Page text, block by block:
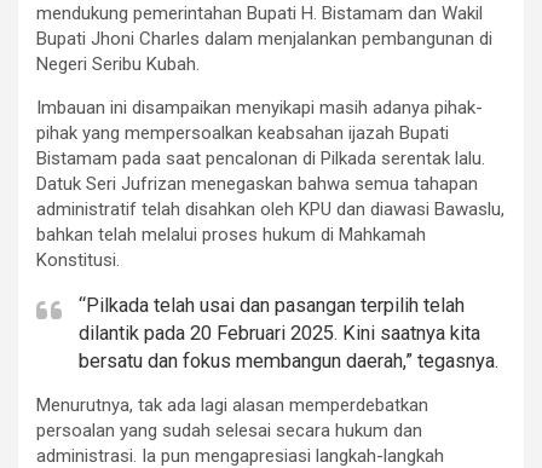
mendukung pemerintahan Bupati H. Bistamam dan Wakil
Bupati Jhoni Charles dalam menjalankan pembangunan di
Negeri Seribu Kubah.
Imbauan ini disampaikan menyikapi masih adanya pihak-
pihak yang mempersoalkan keabsahan ijazah Bupati
Bistamam pada saat pencalonan di Pilkada serentak lalu.
Datuk Seri Jufrizan menegaskan bahwa semua tahapan
administratif telah disahkan oleh KPU dan diawasi Bawaslu,
bahkan telah melalui proses hukum di Mahkamah
Konstitusi.
“Pilkada telah usai dan pasangan terpilih telah
dilantik pada 20 Februari 2025. Kini saatnya kita
bersatu dan fokus membangun daerah,” tegasnya.
Menurutnya, tak ada lagi alasan memperdebatkan
persoalan yang sudah selesai secara hukum dan
administrasi. Ia pun mengapresiasi langkah-langkah